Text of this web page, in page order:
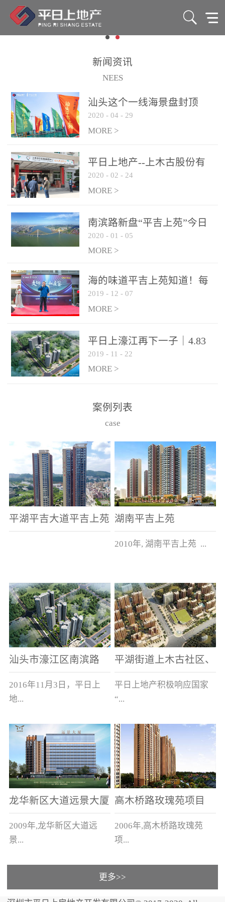
新闻资讯
NEES
汕头这个一线海景盘封顶
了！88-165㎡准现房7字头
起！
2020 - 04 - 29
MORE >
平日上地产--上木古股份有
限公司爱心捐赠活动
2020 - 02 - 24
MORE >
南滨路新盘“平吉上苑”今日
开盘，７字头起价！120套
88-129㎡三房房源推出
2020 - 01 - 05
MORE >
海的味道平吉上苑知道！每
个房间都能看海的样板间开
放了！
2019 - 12 - 07
MORE >
平日上濠江再下一子｜4.83
亿竞得茂洲岩73亩地块！
2019 - 11 - 22
MORE >
案例列表
case
平湖平吉大道平吉上苑 湖南平吉上苑
2010年, 湖南平吉上苑 ...
建筑面积5万多平方米。
汕头市濠江区南滨路
2016年11月3日，平日上
地...
产以4.328亿元，在与保
利、中海、恒大、碧桂
园、龙光等品牌开发商的
竞争中，竞得汕头市濠江...
平湖街道上木古社区、
新木新村、新木老村
平日上地产积极响应国家
“...
旧村改造”号召，与上木古
社区、新木新村的有关单
位签订了城市更新合作意
向书，将进行总占地面积
约为1...
龙华新区大道远景大厦
及远景家园
2009年,龙华新区大道远
景...
大厦及远景家园3栋住宅1
栋商务大厦，建筑面积5万
高木桥路玫瑰苑项目
2006年,高木桥路玫瑰苑
项...
目 83栋别墅，建筑面积
更多>>